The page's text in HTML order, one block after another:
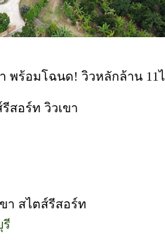
พร้อมโฉนด! วิวหลักล้าน 11
สอร์ท วิวเขา
า สไตส์รีสอร์ท